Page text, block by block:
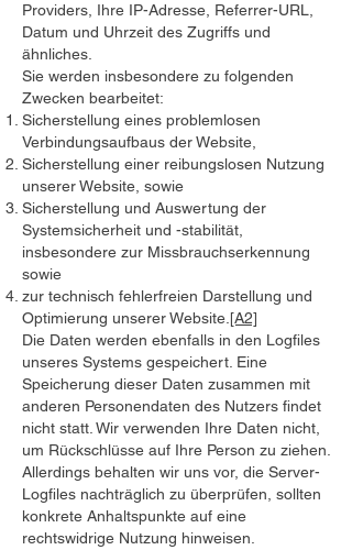
Providers, Ihre IP-Adresse, Referrer-URL,
Datum und Uhrzeit des Zugriffs und
ähnliches.
Sie werden insbesondere zu folgenden
Zwecken bearbeitet:
Sicherstellung eines problemlosen
Verbindungsaufbaus der Website,
Sicherstellung einer reibungslosen Nutzung
unserer Website, sowie
Sicherstellung und Auswertung der
Systemsicherheit und -stabilität,
insbesondere zur Missbrauchserkennung
sowie
zur technisch fehlerfreien Darstellung und
Optimierung unserer Website. [A2]
Die Daten werden ebenfalls in den Logfiles
unseres Systems gespeichert. Eine
Speicherung dieser Daten zusammen mit
anderen Personendaten des Nutzers findet
nicht statt. Wir verwenden Ihre Daten nicht,
um Rückschlüsse auf Ihre Person zu ziehen.
Allerdings behalten wir uns vor, die Server-
Logfiles nachträglich zu überprüfen, sollten
konkrete Anhaltspunkte auf eine
rechtswidrige Nutzung hinweisen.